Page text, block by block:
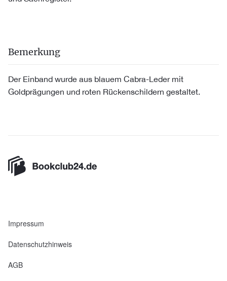
Bemerkung
Der Einband wurde aus blauem Cabra-Leder mit
Goldprägungen und roten Rückenschildern gestaltet.
Impressum
Datenschutzhinweis
AGB